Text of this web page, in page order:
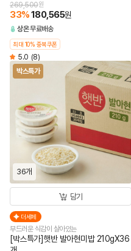
269,500원
33%180,565원
상온무료배송
최대 10% 중복쿠폰
5.0 (8)
박스특가
36개
담기
더세페
부드러운 식감이 살아있는
[박스특가]햇반 발아현미밥 210gX36